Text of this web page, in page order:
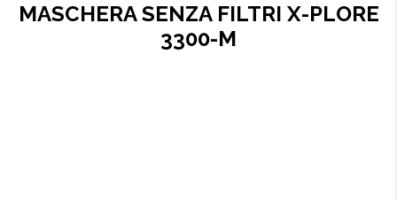
MASCHERA SENZA FILTRI X-PLORE
3300-M